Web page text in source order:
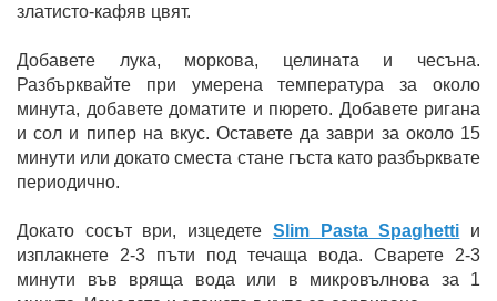
златисто-кафяв цвят.
Добавете лука, моркова, целината и чесъна.
Разбърквайте при умерена температура за около
минута, добавете доматите и пюрето. Добавете ригана
и сол и пипер на вкус. Оставете да заври за около 15
минути или докато сместа стане гъста като разбърквате
периодично.
Докато сосът ври, изцедете Slim Pasta Spaghetti и
изплакнете 2-3 пъти под течаща вода. Сварете 2-3
минути във вряща вода или в микровълнова за 1